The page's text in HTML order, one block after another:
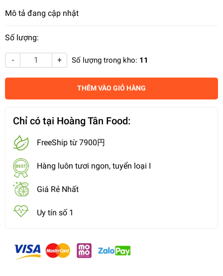
Mô tả đang cập nhật
Số lượng:
- + Số lượng trong kho: 11
THÊM VÀO GIỎ HÀNG
Chỉ có tại Hoàng Tân Food:
FreeShip từ 7900円
Hàng luôn tươi ngon, tuyển loại I
Giá Rẻ Nhất
Uy tín số 1